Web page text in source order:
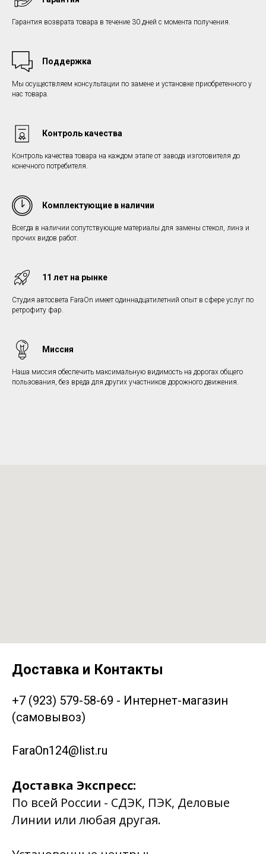
Гарантия возврата товара в течение 30 дней с момента получения.
Поддержка
Мы осуществляем консультации по замене и установке приобретенного у
нас товара.
Контроль качества
Контроль качества товара на каждом этапе от завода изготовителя до
конечного потребителя.
Комплектующие в наличии
Всегда в наличии сопутствующие материалы для замены стекол, линз и
прочих видов работ.
11 лет на рынке
Студия автосвета FaraOn имеет одиннадцатилетний опыт в сфере услуг по
ретрофиту фар.
Миссия
Наша миссия обеспечить максимальную видимость на дорогах общего
пользования, без вреда для других участников дорожного движения.
Доставка и Контакты
+7 (923) 579-58-69 - Интернет-магазин
(самовывоз)
FaraOn124@list.ru
Доставка Экспресс:
По всей России - СДЭК, ПЭК, Деловые
Линии или любая другая.